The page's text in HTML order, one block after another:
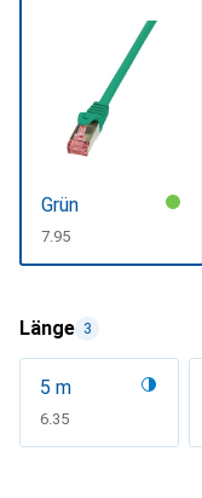
Grün
CHF
7.95
Länge 3
5 m
CHF
6.35